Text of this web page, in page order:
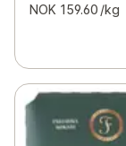
NOK 159.60 /kg